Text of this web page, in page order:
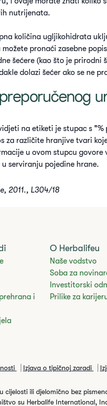
nutrijenata.
količina ugljikohidrata
pronaći zasebne
šećere (kao što je prirodni
dolazi šećer ako se ne
na etiketi je stupac s
za različite hranjive tvari
u ovom stupcu govore
serviranju pojedine hrane.
2011., L304/18
i
O Herbalifeu
Naše vodstvo
Soba za
Investitorski
Prilike za
Izjava o tipičnoj zaradi
ili djelomično bez
su Herbalife International,